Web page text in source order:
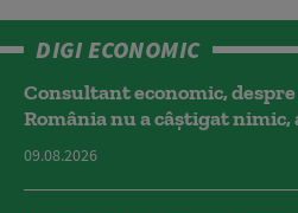
DIGI ECONOMIC
Consultant economic,
România nu a câştigat
09.08.2026